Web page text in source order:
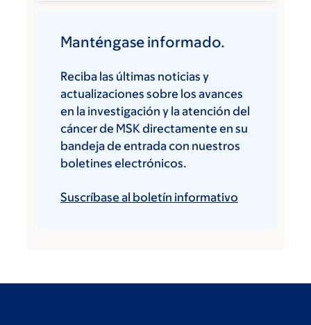
Manténgase informado.
Reciba las últimas noticias y
actualizaciones sobre los avances
en la investigación y la atención del
cáncer de MSK directamente en su
bandeja de entrada con nuestros
boletines electrónicos.
Suscríbase al boletín informativo